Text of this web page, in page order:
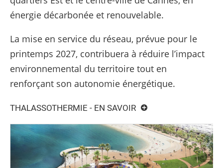
énergie décarbonée et renouvelable.
La mise en service du réseau, prévue pour le
printemps 2027, contribuera à réduire l’impact
environnemental du territoire tout en
renforçant son autonomie énergétique.
THALASSOTHERMIE - EN SAVOIR